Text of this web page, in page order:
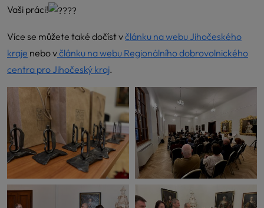
Vaši práci!
Více se můžete také dočíst včlánku na webu Jihočeského
kraje nebo včlánku na webu Regionálního dobrovolnického
centra pro Jihočeský kraj.